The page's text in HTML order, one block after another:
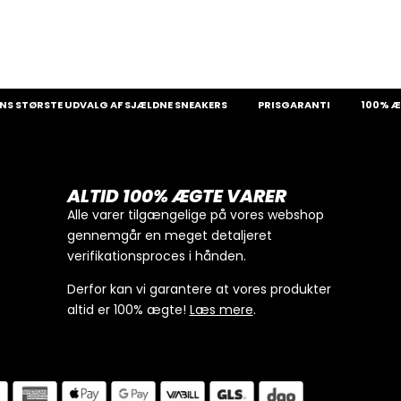
UDVALG AF SJÆLDNE SNEAKERS PRISGARANTI 100% ÆGTE
ALTID 100% ÆGTE VARER
Alle varer tilgængelige på vores webshop
gennemgår en meget detaljeret
verifikationsproces i hånden.
Derfor kan vi garantere at vores produkter
altid er 100% ægte! Læs mere.